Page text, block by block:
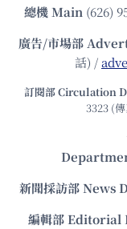
總機Main (626)
廣告/市場部
話) /
訂閱部 Circulation
3323 (
新聞採訪部 News
編輯部